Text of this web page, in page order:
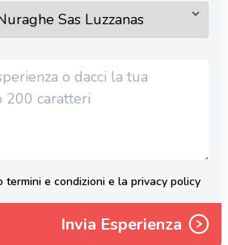
termini e condizioni e la privacy policy
Invia Esperienza